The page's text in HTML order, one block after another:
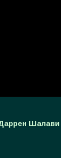
Шалави